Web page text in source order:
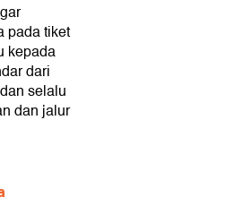
pada tiket
kepada
dari
selalu
dan jalur